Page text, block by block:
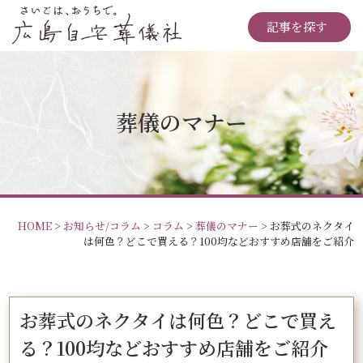
記事を探す
葬儀のマナー
HOME> お知らせ/コラム > コラム > 葬儀のマナー > お葬式のネクタイ
は何色？どこで買える？100均などおすすめ店舗をご紹介
お葬式のネクタイは何色？どこで買え
る？100均などおすすめ店舗をご紹介